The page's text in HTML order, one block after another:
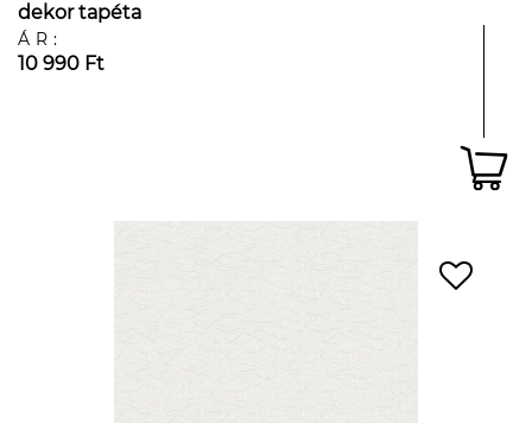
dekor tapéta
ÁR:
10 990 Ft